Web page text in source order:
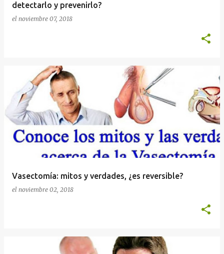
detectarlo y prevenirlo?
el noviembre 07, 2018
Vasectomía: mitos y verdades, ¿es reversible?
el noviembre 02, 2018